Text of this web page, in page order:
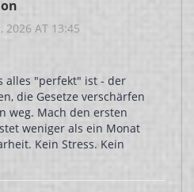
2026 AT 13:45
alles "perfekt" ist - der
die Gesetze verschärfen
weg. Mach den ersten
weniger als ein Monat
Kein Stress. Kein